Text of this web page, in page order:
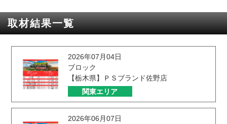
取材結果一覧
2026年07月04日
ブロック
【栃木県】ＰＳブランド佐野店
関東エリア
2026年06月07日